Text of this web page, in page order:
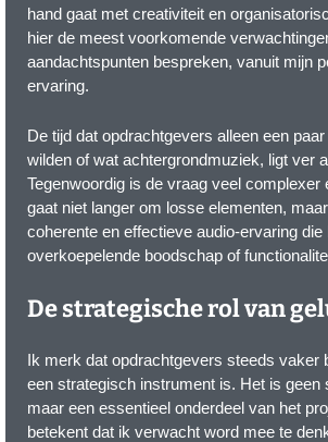
hand gaat met creativiteit en
hier de meest voorkomende
aandachtspunten bespreken, vanuit mijn
ervaring.
De tijd dat opdrachtgevers alleen een
wilden of wat achtergrondmuziek, ligt ver
Tegenwoordig is de vraag veel complexer
gaat niet langer om losse elementen,
coherente en effectieve audio-ervaring die
overkoepelende boodschap of
De strategische rol van
Ik merk dat opdrachtgevers steeds vaker
een strategisch instrument is. Het is geen
maar een essentieel onderdeel van het
betekent dat ik verwacht word mee te